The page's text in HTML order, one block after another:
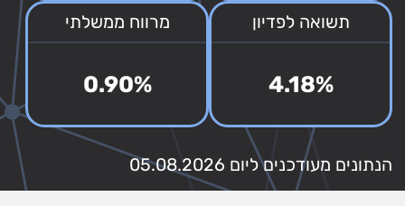
תשואה לפדיון
4.18%
מרווח ממשלתי
0.90%
הנתונים מעודכנים ליום 05.08.2026